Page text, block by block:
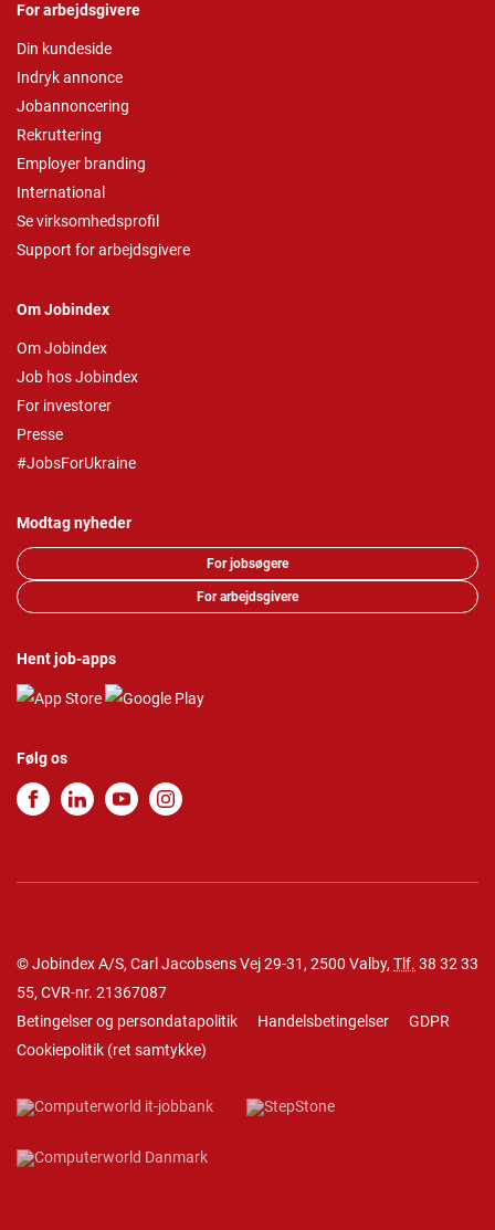
For arbejdsgivere
Din kundeside
Indryk annonce
Jobannoncering
Rekruttering
Employer branding
International
Se virksomhedsprofil
Support for arbejdsgivere
Om Jobindex
Om Jobindex
Job hos Jobindex
For investorer
Presse
#JobsForUkraine
Modtag nyheder
For jobsøgere
For arbejdsgivere
Hent job-apps
Følg os
© Jobindex A/S, Carl Jacobsens Vej 29-31, 2500 Valby, Tlf. 38 32 33
55, CVR-nr. 21367087
Betingelser og persondatapolitik
Handelsbetingelser
GDPR
Cookiepolitik (ret samtykke)